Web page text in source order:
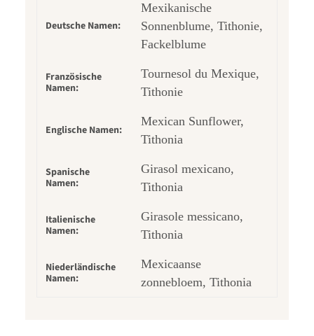
Deutsche Namen:
Mexikanische
Sonnenblume, Tithonie,
Fackelblume
Französische
Namen:
Tournesol du Mexique,
Tithonie
Englische Namen:
Mexican Sunflower,
Tithonia
Spanische
Namen:
Girasol mexicano,
Tithonia
Italienische
Namen:
Girasole messicano,
Tithonia
Niederländische
Namen:
Mexicaanse
zonnebloem, Tithonia